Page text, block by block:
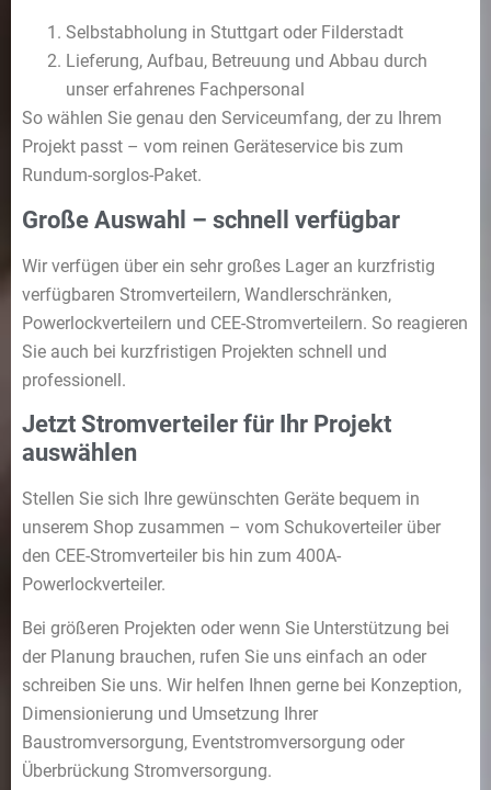
Selbstabholung in Stuttgart oder Filderstadt
Lieferung, Aufbau, Betreuung und Abbau durch
unser erfahrenes Fachpersonal
So wählen Sie genau den Serviceumfang, der zu Ihrem
Projekt passt – vom reinen Geräteservice bis zum
Rundum-sorglos-Paket.
Große Auswahl – schnell verfügbar
Wir verfügen über ein sehr großes Lager an kurzfristig
verfügbaren Stromverteilern, Wandlerschränken,
Powerlockverteilern und CEE-Stromverteilern. So reagieren
Sie auch bei kurzfristigen Projekten schnell und
professionell.
Jetzt Stromverteiler für Ihr Projekt
auswählen
Stellen Sie sich Ihre gewünschten Geräte bequem in
unserem Shop zusammen – vom Schukoverteiler über
den CEE-Stromverteiler bis hin zum 400A-
Powerlockverteiler.
Bei größeren Projekten oder wenn Sie Unterstützung bei
der Planung brauchen, rufen Sie uns einfach an oder
schreiben Sie uns. Wir helfen Ihnen gerne bei Konzeption,
Dimensionierung und Umsetzung Ihrer
Baustromversorgung, Eventstromversorgung oder
Überbrückung Stromversorgung.